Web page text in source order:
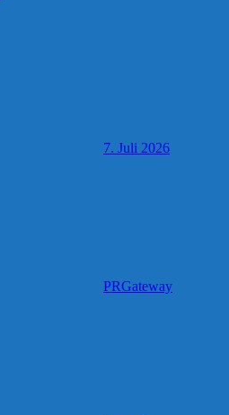
7. Juli 2026
PRGateway